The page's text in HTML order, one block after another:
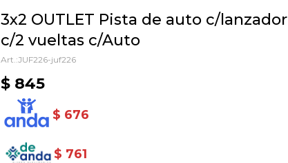
3x2 OUTLET Pista de auto c/lanzador
c/2 vueltas c/Auto
JUF226-juf226
$ 845
$ 676
$ 761